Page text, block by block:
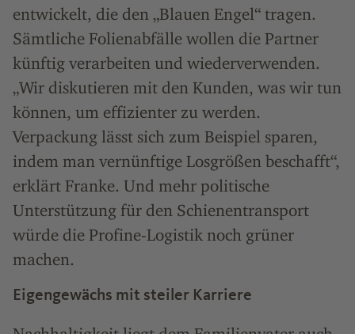
entwickelt, die den „Blauen Engel“ tragen.
Sämtliche Folienabfälle wollen die Partner
künftig verarbeiten und wiederverwenden.
„Wir diskutieren mit den Kunden, was wir tun
können, um effizienter zu werden.
Verpackung lässt sich zum Beispiel sparen,
indem man vernünftige Losgrößen beschafft“,
erklärt Franke. Und mehr politische
Unterstützung für den Schienentransport
würde die Profine-Logistik noch grüner
machen.
Eigengewächs mit steiler Karriere